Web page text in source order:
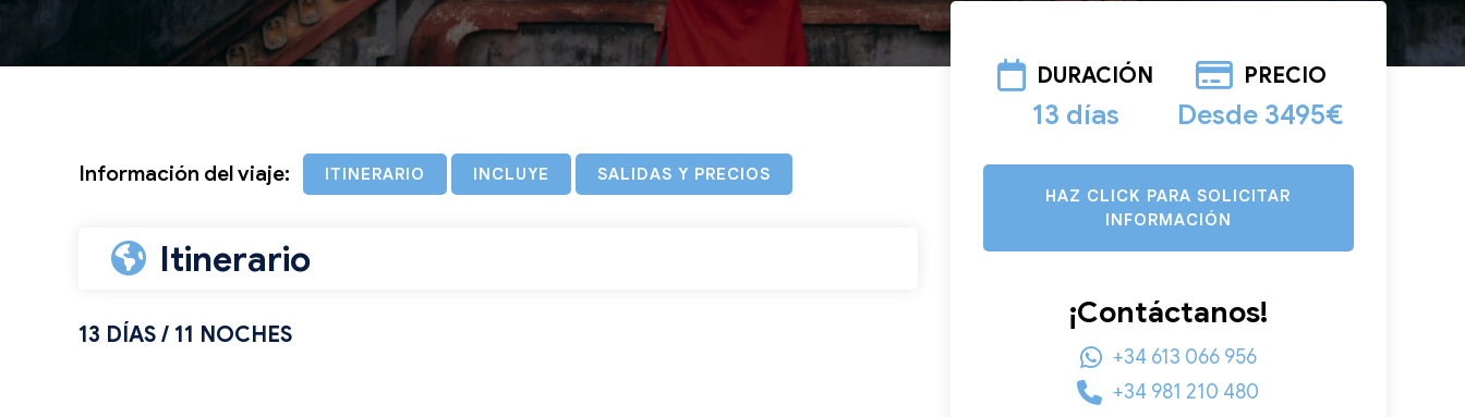
Información del viaje: ITINERARIO INCLUYE SALIDAS Y PRECIOS
Itinerario
13 DÍAS / 11 NOCHES
DURACIÓN
13 días
PRECIO
Desde 3495€
HAZ CLICK PARA SOLICITAR
INFORMACIÓN
¡Contáctanos!
+34 613 066 956
+34 981 210 480